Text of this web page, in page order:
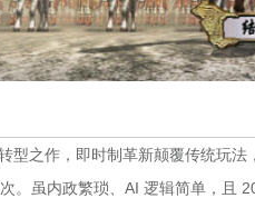
型之作，即时制革新颠覆传统玩
。虽内政繁琐、AI 逻辑简单，且